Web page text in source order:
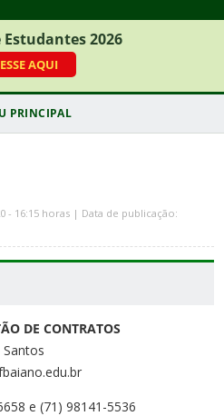
Estudantes 2026
AQUI
- 16:15 horas | Data de publicação:
DE CONTRATOS
e (71) 98141-5536